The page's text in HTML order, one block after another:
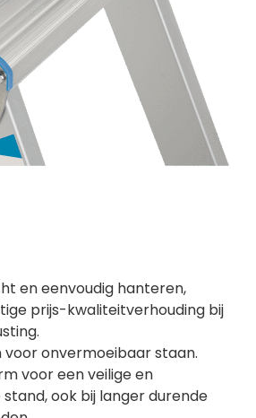
en eenvoudig hanteren,
prijs-kwaliteitverhouding bij
voor onvermoeibaar staan.
voor een veilige en
ook bij langer durende